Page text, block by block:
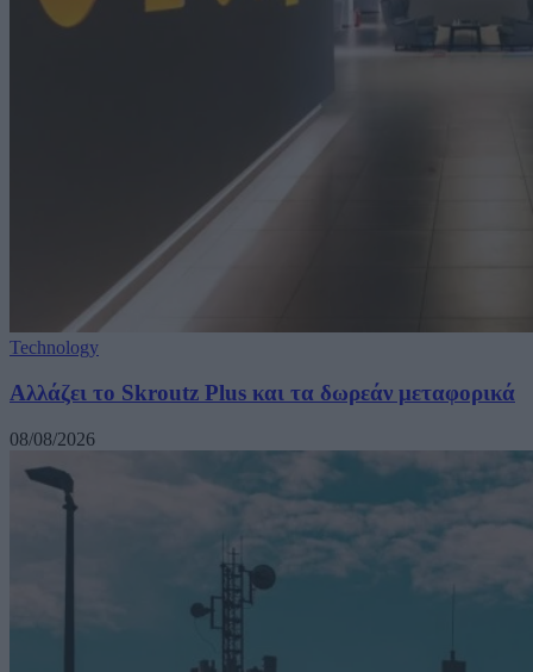
Technology
Αλλάζει το Skroutz Plus και τα δωρεάν μεταφορικά
08/08/2026